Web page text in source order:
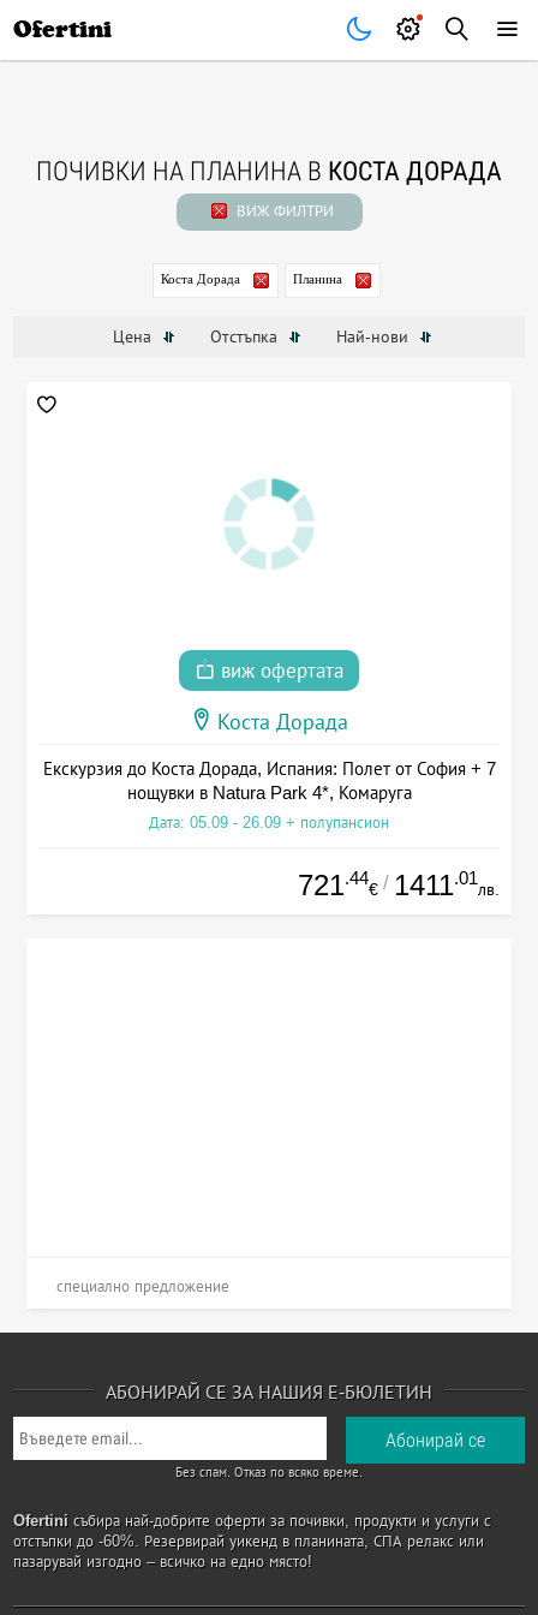
Ofertini
ПОЧИВКИ НА ПЛАНИНА В КОСТА ДОРАДА
ВИЖ ФИЛТРИ
Коста Дорада Планина
Цена Отстъпка Най-нови
виж офертата
Коста Дорада
Екскурзия до Коста Дорада, Испания: Полет от София + 7
нощувки в Natura Park 4*, Комаруга
Дата: 05.09 - 26.09 + полупансион
721.44
€ / 1411.01
лв.
специално предложение
АБОНИРАЙ СЕ ЗА НАШИЯ Е-БЮЛЕТИН
Без спам. Отказ по всяко време.
Ofertini събира най-добрите оферти за почивки, продукти и услуги с
отстъпки до -60%. Резервирай уикенд в планината, СПА релакс или
пазарувай изгодно – всичко на едно място!